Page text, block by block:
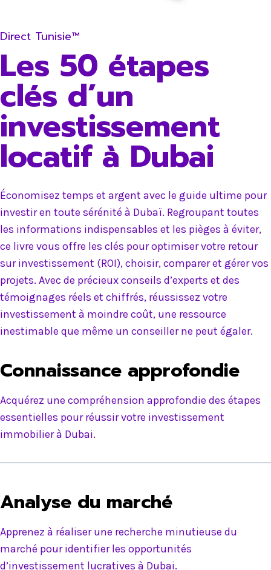
Direct Tunisie™
Les 50 étapes
clés d’un
investissement
locatif à Dubai
Économisez temps et argent avec le guide ultime pour
investir en toute sérénité à Dubaï. Regroupant toutes
les informations indispensables et les pièges à éviter,
ce livre vous offre les clés pour optimiser votre retour
sur investissement (ROI), choisir, comparer et gérer vos
projets. Avec de précieux conseils d’experts et des
témoignages réels et chiffrés, réussissez votre
investissement à moindre coût, une ressource
inestimable que même un conseiller ne peut égaler.
Connaissance approfondie
Acquérez une compréhension approfondie des étapes
essentielles pour réussir votre investissement
immobilier à Dubai.
Analyse du marché
Apprenez à réaliser une recherche minutieuse du
marché pour identifier les opportunités
d’investissement lucratives à Dubai.